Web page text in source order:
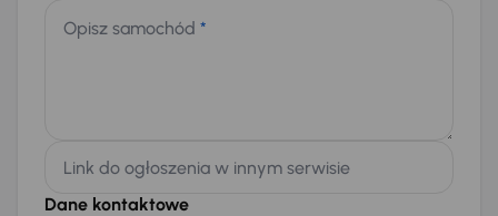
Opisz samochód *
Link do ogłoszenia w innym serwisie
Dane kontaktowe